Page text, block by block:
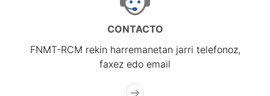
CONTACTO
FNMT-RCM rekin harremanetan jarri telefonoz,
faxez edo email